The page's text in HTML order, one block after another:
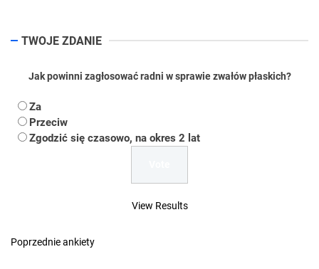
TWOJE ZDANIE
Jak powinni zagłosować radni w sprawie zwałów płaskich?
Za
Przeciw
Zgodzić się czasowo, na okres 2 lat
View Results
Poprzednie ankiety